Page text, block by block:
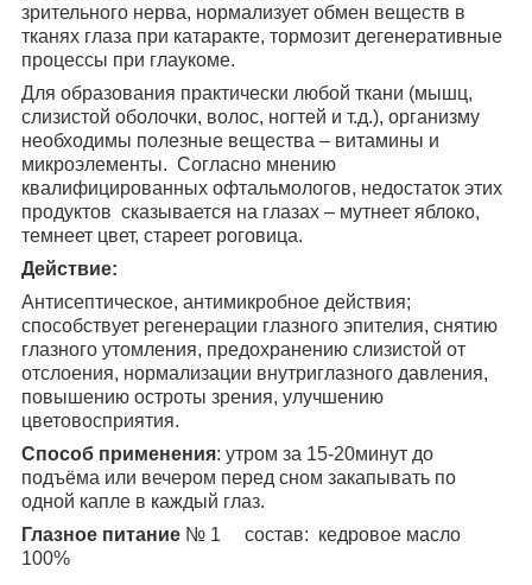
зрительного нерва, нормализует обмен веществ в
тканях глаза при катаракте, тормозит дегенеративные
процессы при глаукоме.
Для образования практически любой ткани (мышц,
слизистой оболочки, волос, ногтей и т.д.), организму
необходимы полезные вещества – витамины и
микроэлементы. Согласно мнению
квалифицированных офтальмологов, недостаток этих
продуктов сказывается на глазах – мутнеет яблоко,
темнеет цвет, стареет роговица.
Действие:
Антисептическое, антимикробное действия;
способствует регенерации глазного эпителия, снятию
глазного утомления, предохранению слизистой от
отслоения, нормализации внутриглазного давления,
повышению остроты зрения, улучшению
цветовосприятия.
Способ применения: утром за 15-20минут до
подъёма или вечером перед сном закапывать по
одной капле в каждый глаз.
Глазное питание № 1 состав: кедровое масло
100%